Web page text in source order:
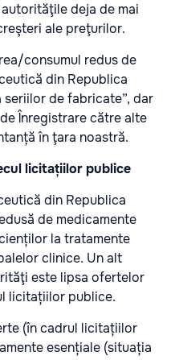
deja de mai
ale preţurilor.
consumul redus de
din Republica
de fabricate”, dar
Înregistrare către alte
în ţara noastră.
licitațiilor publice
din Republica
de medicamente
la tratamente
clinice. Un alt
este lipsa ofertelor
licitațiilor publice.
(în cadrul licitațiilor
esențiale (situația